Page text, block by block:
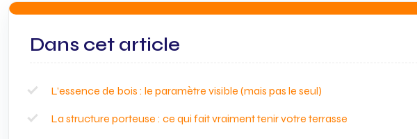
Dans cet article
L’essence de bois : le paramètre visible (mais pas le seul)
La structure porteuse : ce qui fait vraiment tenir votre terrasse